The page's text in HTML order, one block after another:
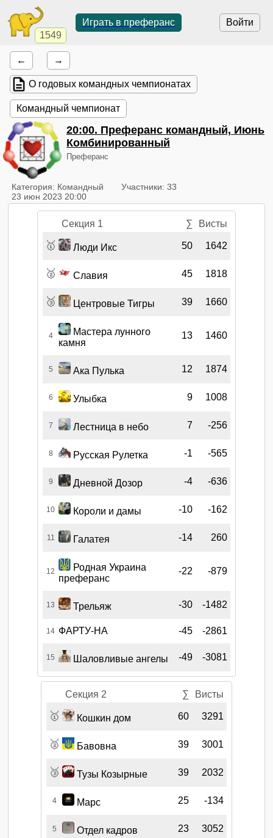
1549
Войти
Играть в преферанс
← →
О годовых командных чемпионатах
Командный чемпионат
20:00. Преферанс командный, Июнь
Комбинированный
Преферанс
Категория: Командный
Участники: 33
23 июн 2023 20:00
Секция 1 ∑ Висты
🥇 Люди Икс 50 1642
🥈 Славия 45 1818
🥉 Центровые Тигры 39 1660
4
Мастера лунного
камня
13 1460
5 Ака Пулька 12 1874
6 Улыбка 9 1008
7 Лестница в небо 7 -256
8 Русская Рулетка -1 -565
9 Дневной Дозор -4 -636
10 Короли и дамы -10 -162
11 Галатея -14 260
12
Родная Украина
преферанс
-22 -879
13 Трельяж -30 -1482
14 ФАРТУ-НА -45 -2861
15 Шаловливые ангелы -49 -3081
Секция 2 ∑ Висты
🥇 Кошкин дом 60 3291
🥈 Бавовна 39 3001
🥉 Тузы Козырные 39 2032
4 Марс 25 -134
5 Отдел кадров 23 3052